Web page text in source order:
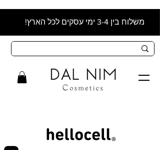
משלוח בין 3-4 ימי עסקים לכל הארץ!